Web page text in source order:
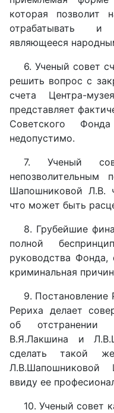
которая позволит
отрабатывать и
являющееся
6. Ученый совет
решить вопрос с
счета Центра-
представляет
Советского
недопустимо.
7. Ученый
непозволительным
Шапошниковой Л.В.
что может быть
8. Грубейшие
полной
руководства
криминальная
9.
Рериха делает
об отстранении
В.Я.Лакшина и
сделать такой
Л.В.Шапошниковой
ввиду ее
10. Ученый совет